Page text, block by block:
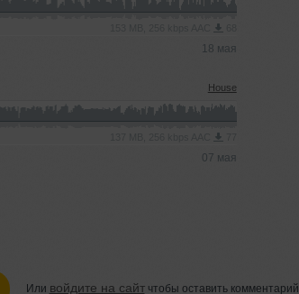
18 мая
House
07 мая
Или войдите на сайтчтобы оставить комментарий